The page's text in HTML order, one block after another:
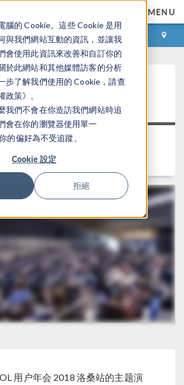
腦的 Cookie。這些 Cookie 是用
與我們網站互動的資訊，並讓我
會使用此資訊來改善和自訂你的
於此網站和其他媒體訪客的分析
步了解我們使用的 Cookie，請查
政策》。
我們不會在你造訪我們網站時追
會在你的瀏覽器使用單一
的偏好為不受追蹤。
Cookie 設定
拒絕
MENU
登录 咨询与购买
模拟多孔食物的干燥
返回视频中心
时长： 23:12
用户年会 2018 洛桑站的主题演